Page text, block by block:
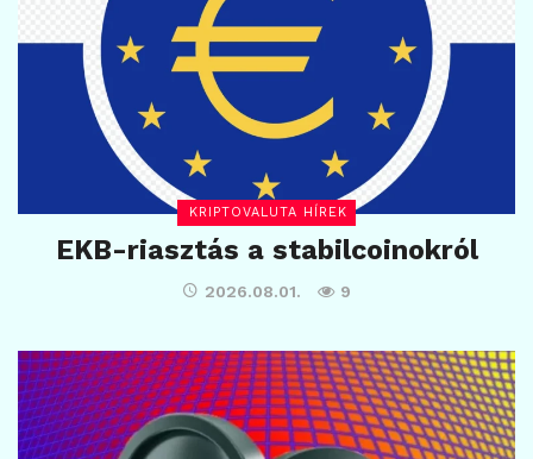
KRIPTOVALUTA HÍREK
EKB-riasztás a stabilcoinokról
2026.08.01. 9